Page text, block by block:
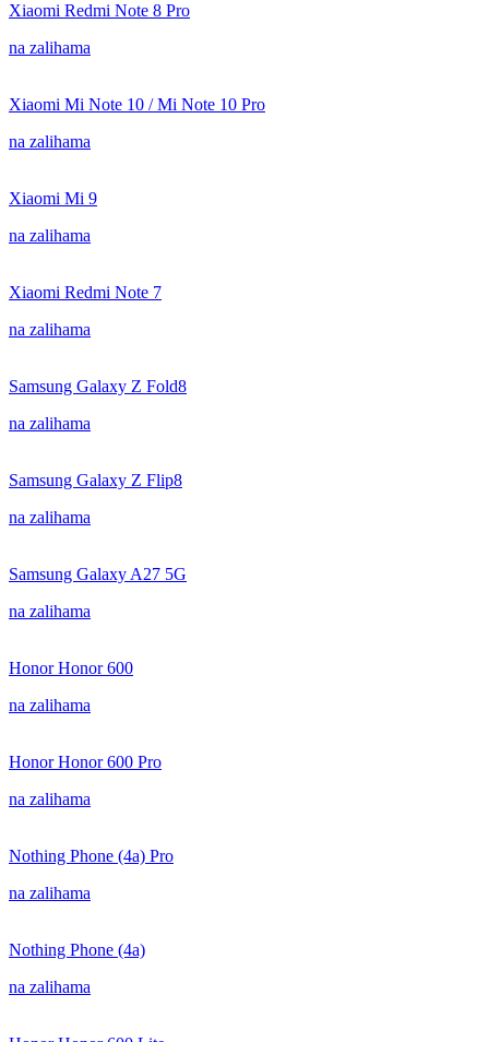
Xiaomi Redmi Note 8 Pro
na zalihama
Xiaomi Mi Note 10 / Mi Note 10 Pro
na zalihama
Xiaomi Mi 9
na zalihama
Xiaomi Redmi Note 7
na zalihama
Samsung Galaxy Z Fold8
na zalihama
Samsung Galaxy Z Flip8
na zalihama
Samsung Galaxy A27 5G
na zalihama
Honor Honor 600
na zalihama
Honor Honor 600 Pro
na zalihama
Nothing Phone (4a) Pro
na zalihama
Nothing Phone (4a)
na zalihama